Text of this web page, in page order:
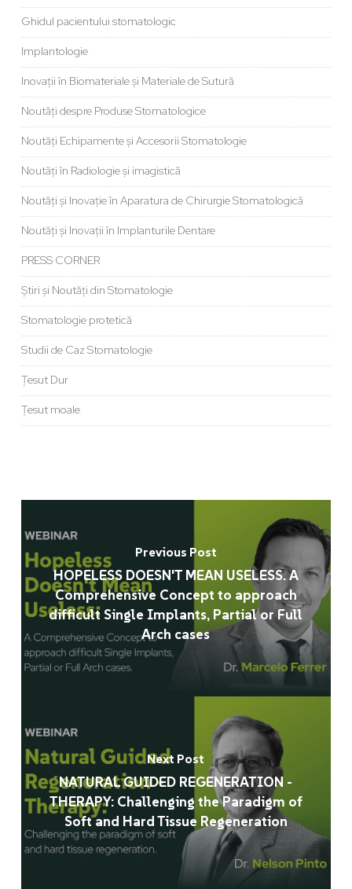
Ghidul pacientului stomatologic
Implantologie
Inovații în Biomateriale și Materiale de Sutură
Noutăți despre Produse Stomatologice
Noutăți Echipamente și Accesorii Stomatologie
Noutăți în Radiologie și imagistică
Noutăți și Inovație în Aparatura de Chirurgie Stomatologică
Noutăți și Inovații în Implanturile Dentare
PRESS CORNER
Știri și Noutăți din Stomatologie
Stomatologie protetică
Studii de Caz Stomatologie
Țesut Dur
Țesut moale
Previous Post
HOPELESS DOESN'T MEAN USELESS. A
Comprehensive Concept to approach
difficult Single Implants, Partial or Full
Arch cases
Next Post
NATURAL GUIDED REGENERATION -
THERAPY: Challenging the Paradigm of
Soft and Hard Tissue Regeneration